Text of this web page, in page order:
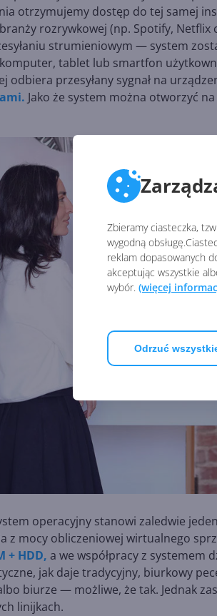
Zbieramy ciasteczka,
wygodną
reklam dopasowanych
akceptując wszystkie
wybór. (więcej
Odrzuć
otrzymujemy dostęp do tej samej
rozrywkowej (np. Spotify, Netflix
strumieniowym — system
tablet lub smartfon
odbiera przesyłany sygnał na
Jako że system można otworzyć
operacyjny stanowi zaledwie
z mocy obliczeniowej wirtualnego
+ HDD, a we współpracy z systemem
jak daje tradycyjny, biurkowy
biurze — możliwe, że tak. Jednak
linijkach.